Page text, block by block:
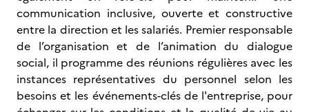
communication inclusive, ouverte et constructive
entre la direction et les salariés. Premier responsable
de l’organisation et de l’animation du dialogue
social, il programme des réunions régulières avec les
instances représentatives du personnel selon les
besoins et les événements-clés de l'entreprise, pour